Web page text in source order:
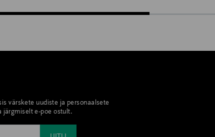
värskete uudiste ja personaalsete
järgmiselt e-poe ostult.